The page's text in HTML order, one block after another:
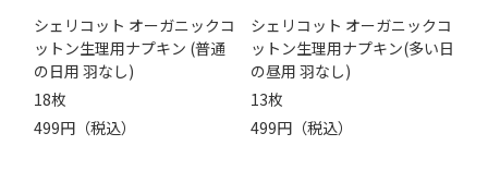
シェリコット オーガニックコ
ットン生理用ナプキン (普通
の日用 羽なし)
18枚
499円（税込）
シェリコット オーガニックコ
ットン生理用ナプキン(多い日
の昼用 羽なし)
13枚
499円（税込）